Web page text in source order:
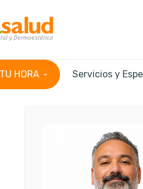
HORA Servicios y